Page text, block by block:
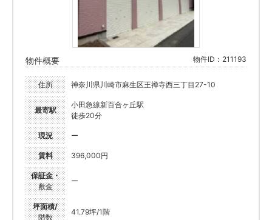
物件概要 物件ID：211193
住所 神奈川県川崎市麻生区王禅寺西三丁目27-10
最寄駅
小田急線新百合ヶ丘駅
徒歩20分
現況 ー
賃料 396,000円
保証金・
敷金
ー
坪面積/
階数
41.79坪/1階